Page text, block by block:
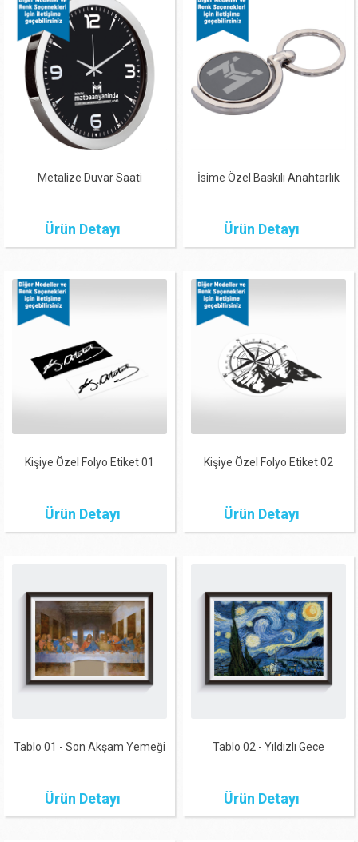
Metalize Duvar Saati
Ürün Detayı
İsime Özel Baskılı Anahtarlık
Ürün Detayı
Kişiye Özel Folyo Etiket 01
Ürün Detayı
Kişiye Özel Folyo Etiket 02
Ürün Detayı
Tablo 01 - Son Akşam Yemeği
Ürün Detayı
Tablo 02 - Yıldızlı Gece
Ürün Detayı